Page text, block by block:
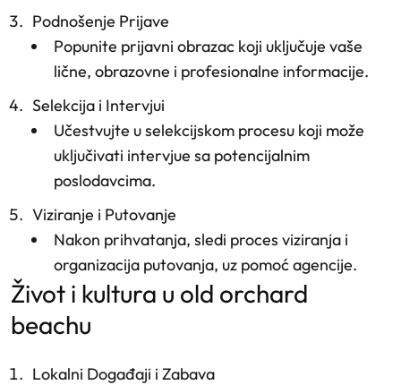
Podnošenje Prijave
Popunite prijavni obrazac koji uključuje vaše
lične, obrazovne i profesionalne informacije.
Selekcija i Intervjui
Učestvujte u selekcijskom procesu koji može
uključivati intervjue sa potencijalnim
poslodavcima.
Viziranje i Putovanje
Nakon prihvatanja, sledi proces viziranja i
organizacija putovanja, uz pomoć agencije.
život i kultura u old orchard
beachu
Lokalni Događaji i Zabava